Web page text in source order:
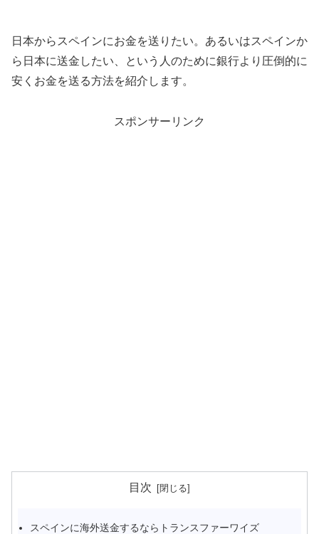
日本からスペインにお金を送りたい。あるいはスペインか
ら日本に送金したい、という人のために銀行より圧倒的に
安くお金を送る方法を紹介します。
スポンサーリンク
目次
スペインに海外送金するならトランスファーワイズ